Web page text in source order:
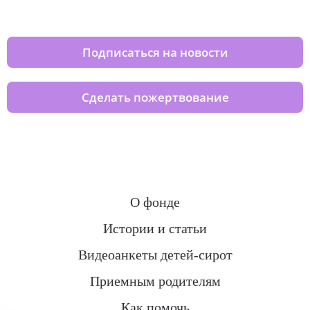
Подписаться на новости
Сделать пожертвование
О фонде
Истории и статьи
Видеоанкеты детей-сирот
Приемным родителям